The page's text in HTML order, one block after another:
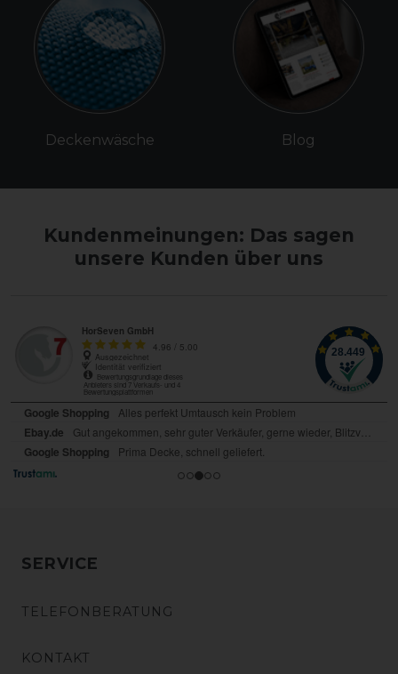
Deckenwäsche Blog
Kundenmeinungen: Das sagen
unsere Kunden über uns
SERVICE
TELEFONBERATUNG
KONTAKT